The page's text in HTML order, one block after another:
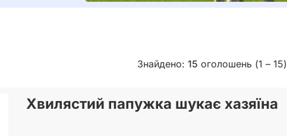
Знайдено: 15 оголошень (1 – 15)
Хвилястий папужка шукає хазяїна